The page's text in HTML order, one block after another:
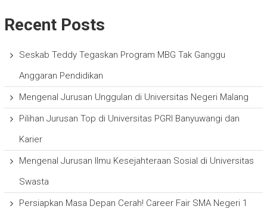
Recent Posts
Seskab Teddy Tegaskan Program MBG Tak Ganggu
Anggaran Pendidikan
Mengenal Jurusan Unggulan di Universitas Negeri Malang
Pilihan Jurusan Top di Universitas PGRI Banyuwangi dan
Karier
Mengenal Jurusan Ilmu Kesejahteraan Sosial di Universitas
Swasta
Persiapkan Masa Depan Cerah! Career Fair SMA Negeri 1